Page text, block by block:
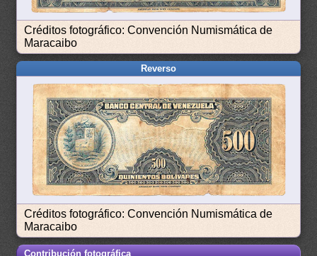
Créditos fotográfico: Convención Numismática de
Maracaibo
Reverso
Créditos fotográfico: Convención Numismática de
Maracaibo
Contribución fotográfica